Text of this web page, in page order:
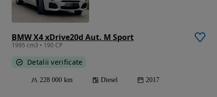
BMW X4 xDrive20d Aut. M Sport
1995 cm3 • 190 CP
Detalii verificate
228 000 km Diesel 2017